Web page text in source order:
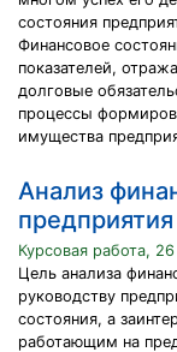
состояния
Финансовое
показателей,
долговые
процессы
имущества
Анализ
предприятия
Курсовая работа,
Цель анализа
руководству
состояния, а
работающим на